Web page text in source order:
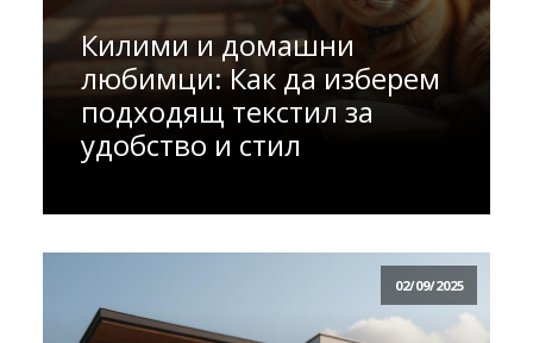
Килими и домашни
любимци: Как да изберем
подходящ текстил за
удобство и стил
02/09/2025